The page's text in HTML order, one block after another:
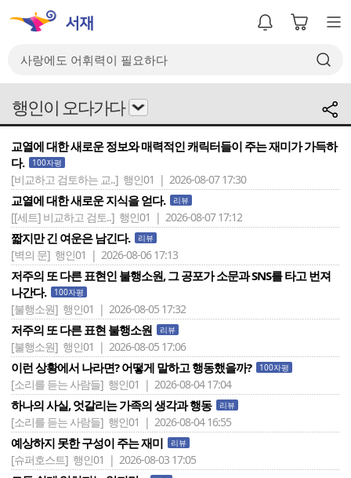
행인이 오다가다
교열에 대한 새로운 정보와 매력적인 캐릭터들이 주는 재미가 가득하
다.
100자평
[비교하고 검토하는 교..] 행인01 | 2026-08-07 17:30
교열에 대한 새로운 지식을 얻다. 리뷰
[[세트] 비교하고 검토..] 행인01 | 2026-08-07 17:12
짧지만 긴 여운은 남긴다. 리뷰
[벽의 문] 행인01 | 2026-08-06 17:13
저주의 또 다른 표현인 불행소원, 그 공포가 소문과 SNS를 타고 번져
나간다.
100자평
[불행소원] 행인01 | 2026-08-05 17:32
저주의 또 다른 표현 불행소원 리뷰
[불행소원] 행인01 | 2026-08-05 17:06
이런 상황에서 나라면? 어떻게 말하고 행동했을까? 100자평
[소리를 듣는 사람들] 행인01 | 2026-08-04 17:04
하나의 사실, 엇갈리는 가족의 생각과 행동 리뷰
[소리를 듣는 사람들] 행인01 | 2026-08-04 16:55
예상하지 못한 구성이 주는 재미 리뷰
[슈퍼호스트] 행인01 | 2026-08-03 17:05